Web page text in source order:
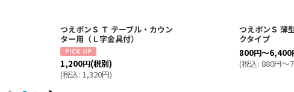
つえポンＳ Ｔ テーブル・カウン
ター用（Ｌ字金具付）
1,200円(税別)
(税込: 1,320円)
つえポンＳ 薄
クタイプ
800円～6,400
(税込: 880円～